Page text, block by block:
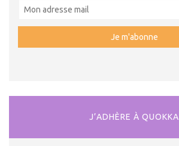
J’ADHÈRE À QUOKKA